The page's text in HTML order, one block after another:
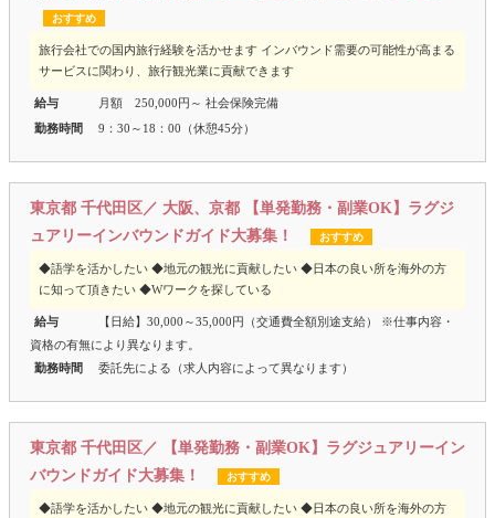
おすすめ
旅行会社での国内旅行経験を活かせます インバウンド需要の可能性が高まる
サービスに関わり、旅行観光業に貢献できます
給与
月額 250,000円～ 社会保険完備
勤務時間
9：30～18：00（休憩45分）
東京都 千代田区／ 大阪、京都 【単発勤務・副業OK】ラグジ
ュアリーインバウンドガイド大募集！
おすすめ
◆語学を活かしたい ◆地元の観光に貢献したい ◆日本の良い所を海外の方
に知って頂きたい ◆Wワークを探している
給与
【日給】30,000～35,000円（交通費全額別途支給） ※仕事内容・
資格の有無により異なります。
勤務時間
委託先による（求人内容によって異なります）
東京都 千代田区／ 【単発勤務・副業OK】ラグジュアリーイン
バウンドガイド大募集！
おすすめ
◆語学を活かしたい ◆地元の観光に貢献したい ◆日本の良い所を海外の方